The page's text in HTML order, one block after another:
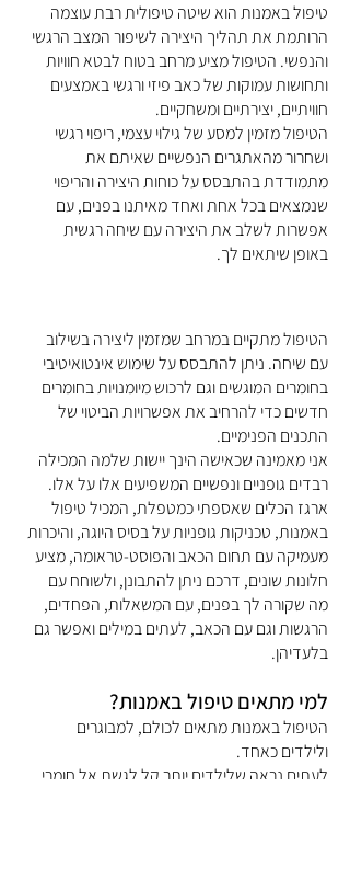
טיפול באמנות הוא שיטה טיפולית רבת עוצמה
הרותמת את תהליך היצירה לשיפור המצב הרגשי
והנפשי. הטיפול מציע מרחב בטוח לבטא חוויות
ותחושות עמוקות של כאב פיזי ורגשי באמצעים
חוויתיים, יצירתיים ומשחקיים.
הטיפול מזמין למסע של גילוי עצמי, ריפוי רגשי
ושחרור מהאתגרים הנפשיים שאיתם את
מתמודדת בהתבסס על כוחות היצירה והריפוי
שנמצאים בכל אחת ואחד מאיתנו בפנים, עם
אפשרות לשלב את היצירה עם שיחה רגשית
באופן שיתאים לך.
הטיפול מתקיים במרחב שמזמין ליצירה בשילוב
עם שיחה. ניתן להתבסס על שימוש אינטואיטיבי
בחומרים המוגשים וגם לרכוש מיומנויות בחומרים
חדשים כדי להרחיב את אפשרויות הביטוי של
התכנים הפנימיים.
אני מאמינה שכאישה הינך יישות שלמה המכילה
רבדים גופניים ונפשיים המשפיעים אלו על אלו.
ארגז הכלים שאספתי כמטפלת, המכיל טיפול
באמנות, טכניקות גופניות על בסיס היוגה, והיכרות
מעמיקה עם תחום הכאב והפוסט-טראומה, מציע
חלונות שונים, דרכם ניתן להתבונן, ולשוחח עם
מה שקורה לך בפנים, עם המשאלות, הפחדים,
הרגשות וגם עם הכאב, לעתים במילים ואפשר גם
בלעדיהן.
למי מתאים טיפול באמנות?
הטיפול באמנות מתאים לכולם, למבוגרים
ולילדים כאחד.
לעתים נראה שלילדים יותר קל לגשת אל חומרי